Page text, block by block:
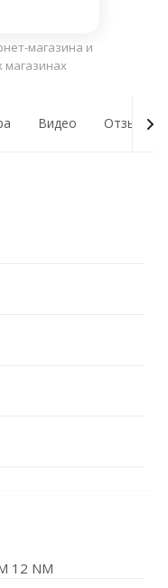
магазина и
магазинах
Видео Отзывы о
12 NM